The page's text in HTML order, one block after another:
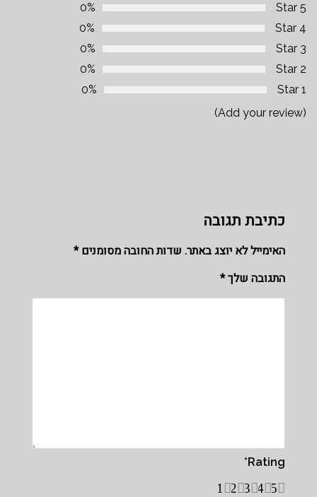
5 Star
0%
4 Star
0%
3 Star
0%
2 Star
0%
1 Star
0%
(Add your review)
כתיבת תגובה
האימייל לא יוצג באתר. שדות החובה מסומנים*
התגובה שלך*
Rating
*
5
4
3
2
1